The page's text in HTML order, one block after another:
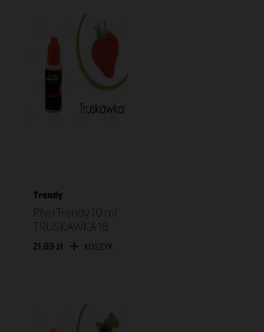
Trendy
Płyn Trendy 10 ml
TRUSKAWKA 18
21,89 zł KOSZYK